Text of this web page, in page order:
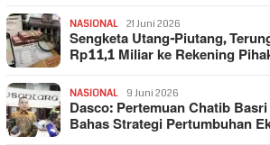
NASIONAL 21 Juni 2026
Sengketa Utang-Piutang,
Rp11,1 Miliar ke Rekening
NASIONAL 9 Juni 2026
Dasco: Pertemuan Chatib
Bahas Strategi Pertumbuhan